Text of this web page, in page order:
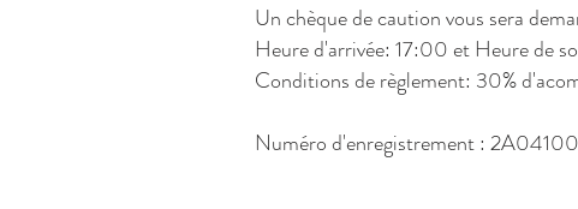
Un chèque de caution vous sera
Heure d'arrivée: 17:00 et Heure de
Conditions de règlement: 30%
Numéro d'enregistrement :